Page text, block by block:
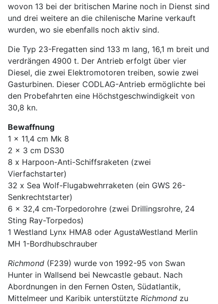
wovon 13 bei der britischen Marine noch in Dienst sind
und drei weitere an die chilenische Marine verkauft
wurden, wo sie ebenfalls noch aktiv sind.
Die Typ 23-Fregatten sind 133 m lang, 16,1 m breit und
verdrängen 4900 t. Der Antrieb erfolgt über vier
Diesel, die zwei Elektromotoren treiben, sowie zwei
Gasturbinen. Dieser CODLAG-Antrieb ermöglichte bei
den Probefahrten eine Höchstgeschwindigkeit von
30,8 kn.
Bewaffnung
1 x 11,4 cm Mk 8
2 x 3 cm DS30
8 x Harpoon-Anti-Schiffsraketen (zwei
Vierfachstarter)
32 x Sea Wolf-Flugabwehrraketen (ein GWS 26-
Senkrechtstarter)
6 x 32,4 cm-Torpedorohre (zwei Drillingsrohre, 24
Sting Ray-Torpedos)
1 Westland Lynx HMA8 oder AgustaWestland Merlin
MH 1-Bordhubschrauber
Richmond (F239) wurde von 1992-95 von Swan
Hunter in Wallsend bei Newcastle gebaut. Nach
Abordnungen in den Fernen Osten, Südatlantik,
Mittelmeer und Karibik unterstützte Richmond zu